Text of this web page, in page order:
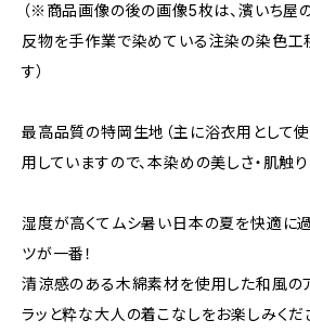
（※商品画像の後の画像5枚は、濱いち屋
反物を手作業で染めている注染の染色工
す）
最高品質の特岡生地（主に浴衣用として
用していますので、本染めの美しさ・肌触
湿度が高くてムシ暑い日本の夏を快適に
ツが一番！
清涼感のある木綿素材を使用した和風の
ラッと粋な大人の着こなしをお楽しみくだ